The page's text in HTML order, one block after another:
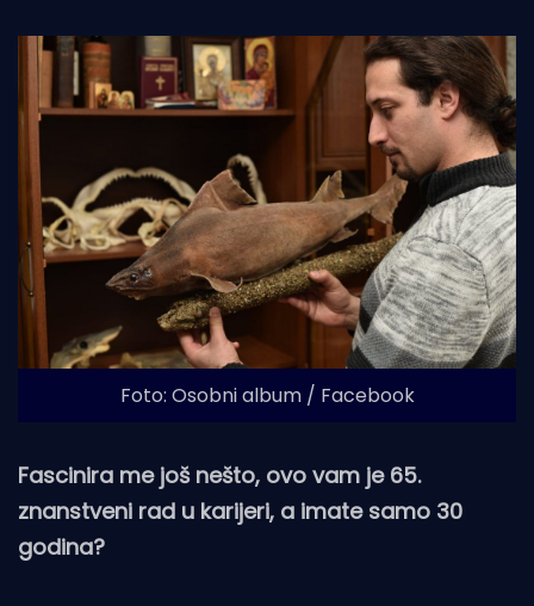
Foto: Osobni album / Facebook
Fascinira me još nešto, ovo vam je 65.
znanstveni rad u karijeri, a imate samo 30
godina?